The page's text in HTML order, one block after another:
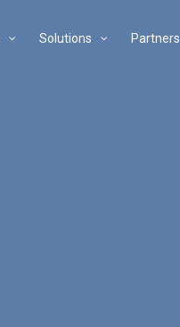
Solutions Partners